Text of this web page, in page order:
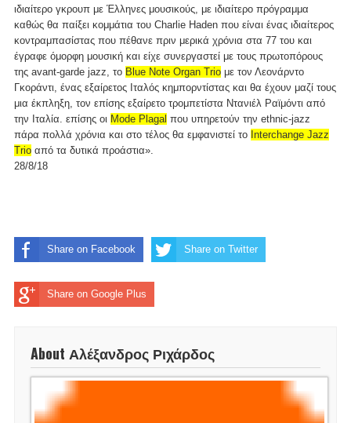
ιδιαίτερο γκρουπ με Έλληνες μουσικούς, με ιδιαίτερο πρόγραμμα
καθώς θα παίξει κομμάτια του Charlie Haden που είναι ένας ιδιαίτερος
κοντραμπασίστας που πέθανε πριν μερικά χρόνια στα 77 του και
έγραφε όμορφη μουσική και είχε συνεργαστεί με τους πρωτοπόρους
της avant-garde jazz, το Blue Note Organ Trio με τον Λεονάρντο
Γκοράντι, ένας εξαίρετος Ιταλός κημπορντίστας και θα έχουν μαζί τους
μια έκπληξη, τον επίσης εξαίρετο τρομπετίστα Ντανιέλ Ραϊμόντι από
την Ιταλία. επίσης οι Mode Plagal που υπηρετούν την ethnic-jazz
πάρα πολλά χρόνια και στο τέλος θα εμφανιστεί το Interchange Jazz
Trio από τα δυτικά προάστια».
28/8/18
Share on Facebook Share on Twitter
Share on Google Plus
About Αλέξανδρος Ριχάρδος